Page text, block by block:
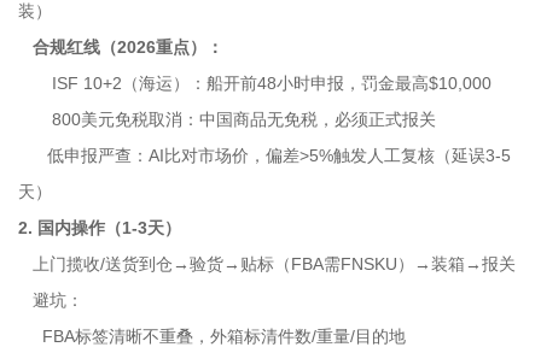
装）
合规红线（2026重点）：
ISF 10+2（海运）：船开前48小时申报，罚金最高$10,000
800美元免税取消：中国商品无免税，必须正式报关
低申报严查：AI比对市场价，偏差>5%触发人工复核（延误3-5
天）
2. 国内操作（1-3天）
上门揽收/送货到仓→验货→贴标（FBA需FNSKU）→装箱→报关
避坑：
FBA标签清晰不重叠，外箱标清件数/重量/目的地